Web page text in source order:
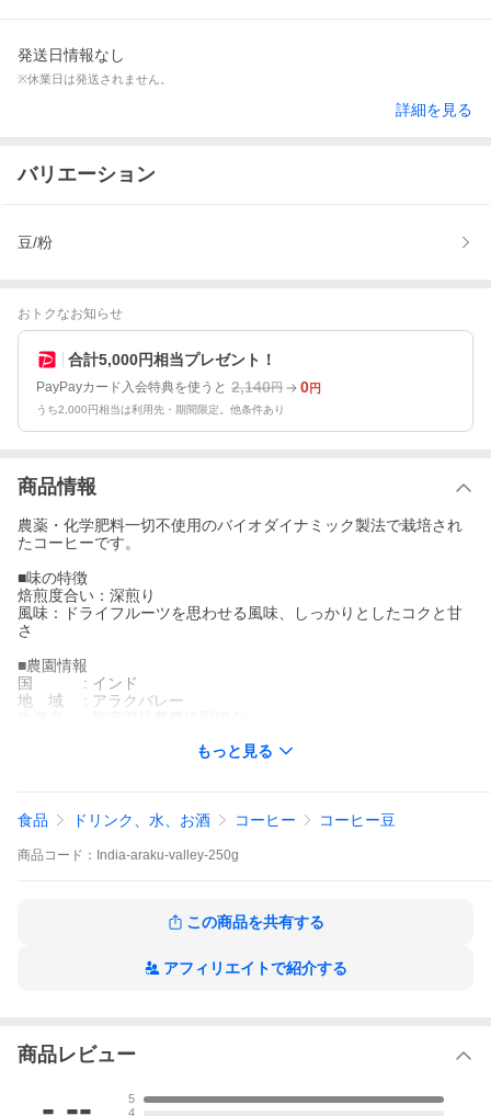
発送日情報なし
※休業日は発送されません。
詳細を見る
バリエーション
豆/粉
おトクなお知らせ
合計5,000円相当プレゼント！
PayPayカード入会特典を使うと 2,140円 0円
うち2,000円相当は利用先・期間限定。他条件あり
商品情報
農薬・化学肥料一切不使用のバイオダイナミック製法で栽培され
たコーヒーです。
■味の特徴
焙煎度合い：深煎り
風味：ドライフルーツを思わせる風味、しっかりとしたコクと甘
さ
■農園情報
国 : インド
地 域 : アラクバレー
品 種 : S795、セレクション4、セレクション5、コーベリー
アラク・バレーはインド南東部のアーンドラ・プラデーシュ州に
どの技術提供の支援を受けています。地域全体の生活向上に関わ
げてきたコーヒーです。
農薬・化学肥料は一切使用せずバイオダイナミック農法で栽培し
現在では10,500ものコーヒー農家が関わり、世界最大規模のオー
ガニック団体にまで成長しました。
c.
カフェタイムは京都で３０年間、コーヒーの品質と向き合い続け
今ではスペシャルティコーヒー専門店てして、アフリカ、中南
もっと見る
食品 ドリンク、水、お酒 コーヒー コーヒー豆
商品 コード： India-araku-valley-250g
この商品を共有する
アフィリエイトで紹介する
商品レビュー
5
4